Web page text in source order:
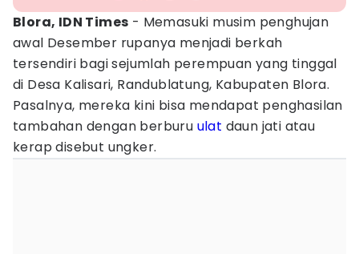
Blora, IDN Times - Memasuki musim penghujan
awal Desember rupanya menjadi berkah
tersendiri bagi sejumlah perempuan yang tinggal
di Desa Kalisari, Randublatung, Kabupaten Blora.
Pasalnya, mereka kini bisa mendapat penghasilan
tambahan dengan berburu ulat daun jati atau
kerap disebut ungker.